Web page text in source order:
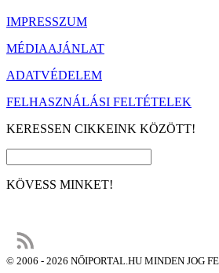
IMPRESSZUM
MÉDIAAJÁNLAT
ADATVÉDELEM
FELHASZNÁLÁSI FELTÉTELEK
KERESSEN CIKKEINK KÖZÖTT!
KÖVESS MINKET!
© 2006 - 2026 NŐIPORTAL.HU MINDEN JOG